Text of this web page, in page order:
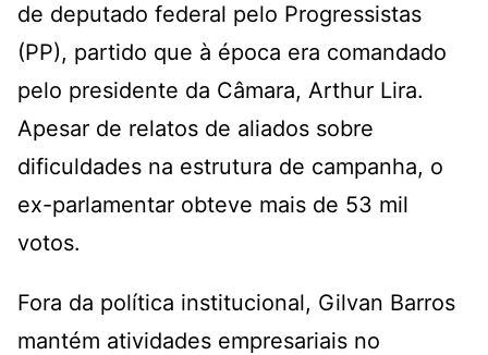
de deputado federal pelo Progressistas
(PP), partido que à época era comandado
pelo presidente da Câmara, Arthur Lira.
Apesar de relatos de aliados sobre
dificuldades na estrutura de campanha, o
ex-parlamentar obteve mais de 53 mil
votos.
Fora da política institucional, Gilvan Barros
mantém atividades empresariais no